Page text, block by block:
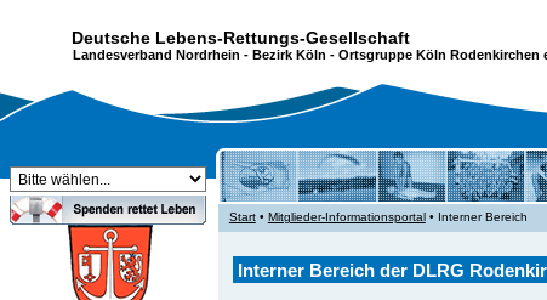
Deutsche Lebens-Rettungs-Gesellschaft
Landesverband Nordrhein - Bezirk Köln - Ortsgruppe Köln Rodenkirchen
Start• Mitglieder-Informationsportal• Interner Bereich
Interner Bereich der DLRG